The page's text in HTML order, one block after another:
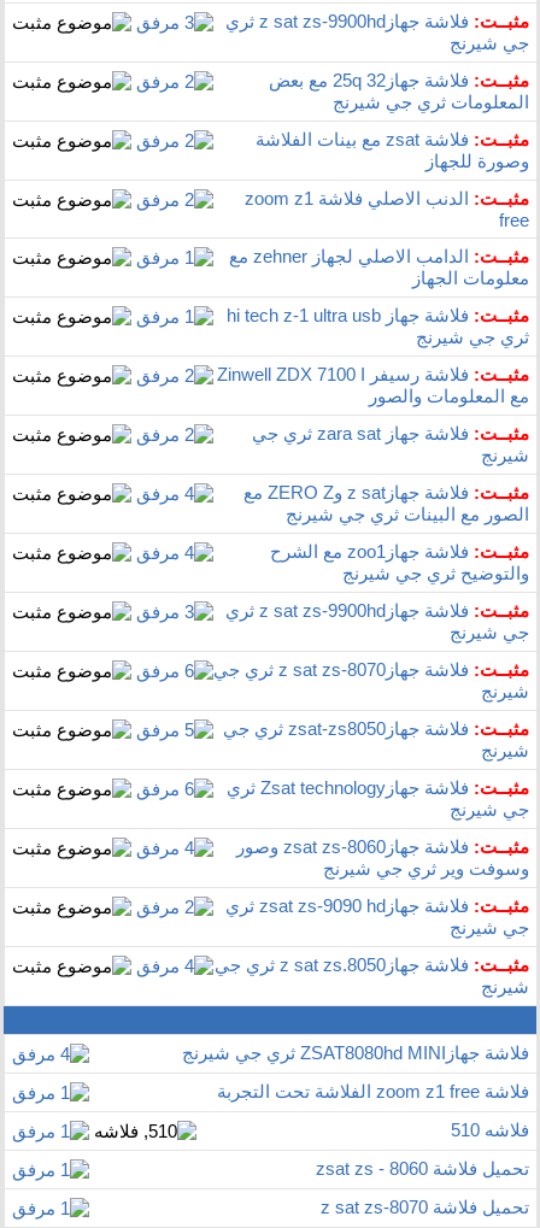
مثبــت:
فلاشة جهازz sat zs-9900hd ثري
جي شيرنج
مثبــت:
فلاشة جهاز25q 32 مع بعض
المعلومات ثري جي شيرنج
مثبــت:
فلاشة zsat مع بينات الفلاشة
وصورة للجهاز
مثبــت:
الدنب الاصلي فلاشة zoom z1
free
مثبــت:
الدامب الاصلي لجهاز zehner مع
معلومات الجهاز
مثبــت:
فلاشة جهاز hi tech z-1 ultra usb
ثري جي شيرنج
مثبــت:
فلاشة رسيفر Zinwell ZDX 7100 I
مع المعلومات والصور
مثبــت:
فلاشة جهاز zara sat ثري جي
شيرنج
مثبــت:
فلاشة جهازz sat وZERO Z مع
الصور مع البينات ثري جي شيرنج
مثبــت:
فلاشة جهازzoo1 مع الشرح
والتوضيح ثري جي شيرنج
مثبــت:
فلاشة جهازz sat zs-9900hd ثري
جي شيرنج
مثبــت:
فلاشة جهازz sat zs-8070 ثري جي
شيرنج
مثبــت:
فلاشة جهازzsat-zs8050 ثري جي
شيرنج
مثبــت:
فلاشة جهازZsat technology ثري
جي شيرنج
مثبــت:
فلاشة جهازzsat zs-8060 وصور
وسوفت وير ثري جي شيرنج
مثبــت:
فلاشة جهازzsat zs-9090 hd ثري
جي شيرنج
مثبــت:
فلاشة جهازz sat zs.8050 ثري جي
شيرنج
فلاشة جهازZSAT8080hd MINI ثري جي شيرنج
فلاشة zoom z1 free الفلاشة تحت التجربة
فلاشه 510
تحميل فلاشة zsat zs - 8060
تحميل فلاشة z sat zs-8070